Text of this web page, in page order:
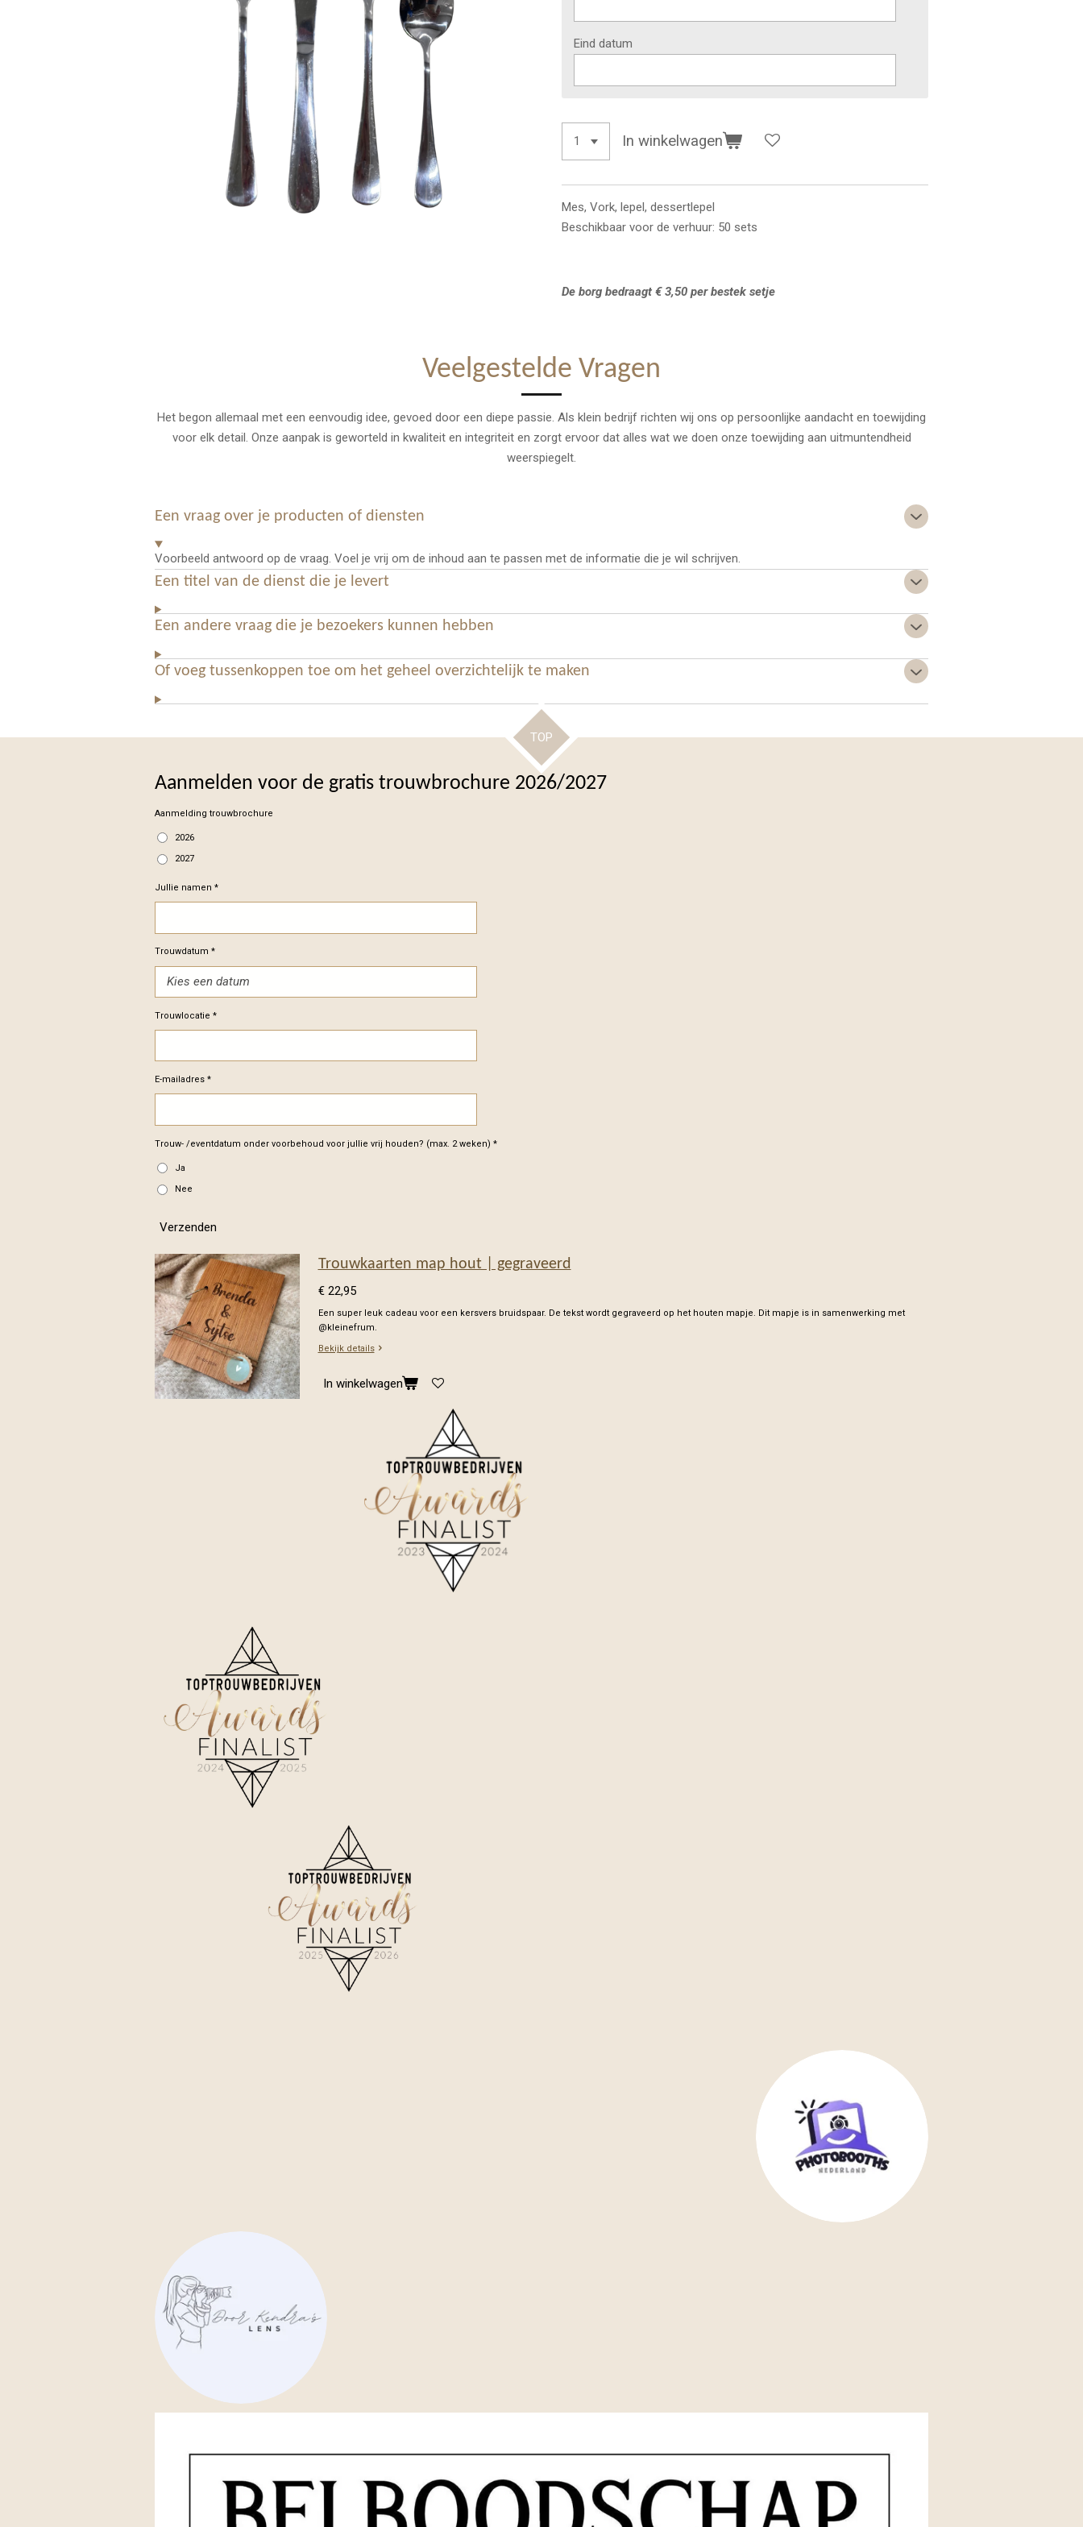
Eind datum
In winkelwagen
Mes, Vork, lepel, dessertlepel
Beschikbaar voor de verhuur: 50 sets
De borg bedraagt € 3,50 per bestek setje
Veelgestelde Vragen
Het begon allemaal met een eenvoudig idee, gevoed door een diepe passie. Als klein bedrijf richten wij ons op persoonlijke aandacht en toewijding
voor elk detail. Onze aanpak is geworteld in kwaliteit en integriteit en zorgt ervoor dat alles wat we doen onze toewijding aan uitmuntendheid
weerspiegelt.
Een vraag over je producten of diensten
Voorbeeld antwoord op de vraag. Voel je vrij om de inhoud aan te passen met de informatie die je wil schrijven.
Een titel van de dienst die je levert
Een andere vraag die je bezoekers kunnen hebben
Of voeg tussenkoppen toe om het geheel overzichtelijk te maken
TOP
Aanmelden voor de gratis trouwbrochure 2026/2027
Aanmelding trouwbrochure
2026
2027
Jullie namen *
Trouwdatum *
Trouwlocatie *
E-mailadres *
Trouw- /eventdatum onder voorbehoud voor jullie vrij houden? (max. 2 weken) *
Ja
Nee
Verzenden
Trouwkaarten map hout | gegraveerd
€ 22,95
Een super leuk cadeau voor een kersvers bruidspaar. De tekst wordt gegraveerd op het houten mapje. Dit mapje is in samenwerking met
@kleinefrum.
Bekijk details
In winkelwagen